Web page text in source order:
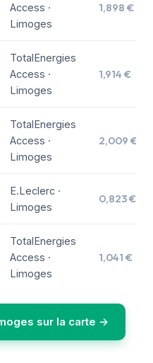
Access ·
Limoges
1,898 €
TotalEnergies
Access ·
Limoges
1,914 €
TotalEnergies
Access ·
Limoges
2,009 €
E.Leclerc ·
Limoges
0,823 €
TotalEnergies
Access ·
Limoges
1,041 €
sur la carte →